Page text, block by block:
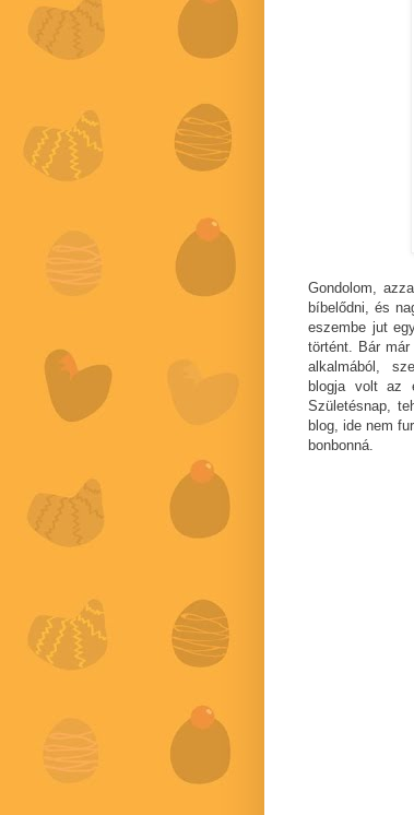
Gondolom,
bíbelődni, és
eszembe jut
történt. Bár
alkalmából,
blogja volt az
Születésnap,
blog, ide nem
bonbonná.